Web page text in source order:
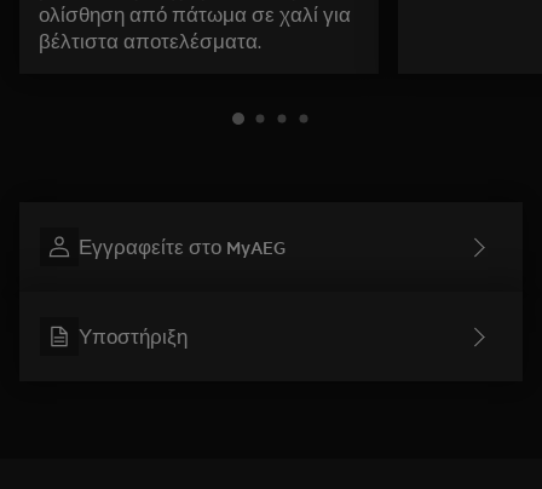
ολίσθηση από πάτωμα σε χαλί για
βέλτιστα αποτελέσματα.
Εγγραφείτε στο MyAEG
Υποστήριξη